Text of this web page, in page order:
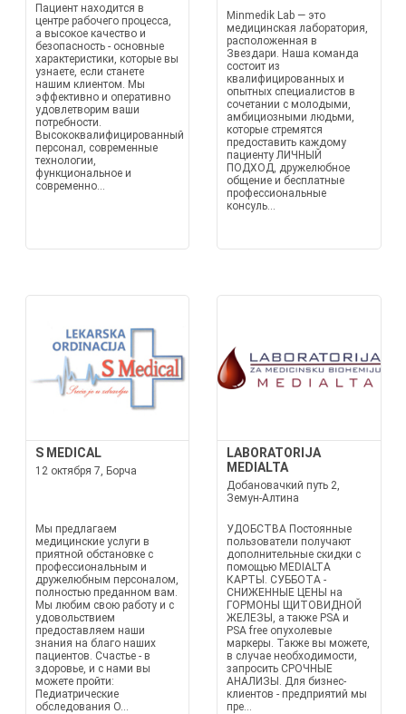
Пациент находится в
центре рабочего процесса,
а высокое качество и
безопасность - основные
характеристики, которые вы
узнаете, если станете
нашим клиентом. Мы
эффективно и оперативно
удовлетворим ваши
потребности.
Высококвалифицированный
персонал, современные
технологии,
функциональное и
современно...
Minmedik Lab — это
медицинская лаборатория,
расположенная в
Звездари. Наша команда
состоит из
квалифицированных и
опытных специалистов в
сочетании с молодыми,
амбициозными людьми,
которые стремятся
предоставить каждому
пациенту ЛИЧНЫЙ
ПОДХОД, дружелюбное
общение и бесплатные
профессиональные
консуль...
S MEDICAL
12 октября 7, Борча
Мы предлагаем
медицинские услуги в
приятной обстановке с
профессиональным и
дружелюбным персоналом,
полностью преданном вам.
Мы любим свою работу и с
удовольствием
предоставляем наши
знания на благо наших
пациентов. Счастье - в
здоровье, и с нами вы
можете пройти:
Педиатрические
обследования О...
LABORATORIJA
MEDIALTA
Добановачкий путь 2,
Земун-Алтина
УДОБСТВА Постоянные
пользователи получают
дополнительные скидки с
помощью MEDIALTA
КАРТЫ. СУББОТА -
СНИЖЕННЫЕ ЦЕНЫ на
ГОРМОНЫ ЩИТОВИДНОЙ
ЖЕЛЕЗЫ, а также PSA и
PSA free опухолевые
маркеры. Также вы можете,
в случае необходимости,
запросить СРОЧНЫЕ
АНАЛИЗЫ. Для бизнес-
клиентов - предприятий мы
пре...